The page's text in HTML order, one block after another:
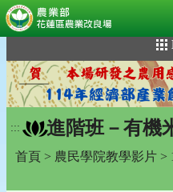
到
主
要
內
容
塊
::: 進階班－有機
首頁 > 農民學院教學影片 >